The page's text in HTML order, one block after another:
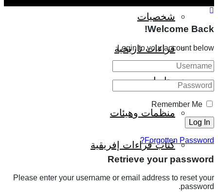
شخصيات
قراءات تاريخية
متابعات
منظمات وهيئات
كتاب قراءات إفريقية
Welcome Back!
Login to your account below
Remember Me
Forgotten Password?
Retrieve your password
Please enter your username or email address to reset your
password.